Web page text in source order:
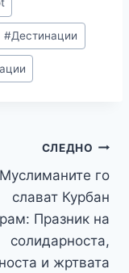
m
#Дестинации
СЛЕДНО
Муслиманите го
слават Курбан
Празник на
солидарноста,
и жртвата